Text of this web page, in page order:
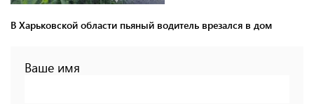
В Харьковской области пьяный водитель врезался в дом
Ваше имя